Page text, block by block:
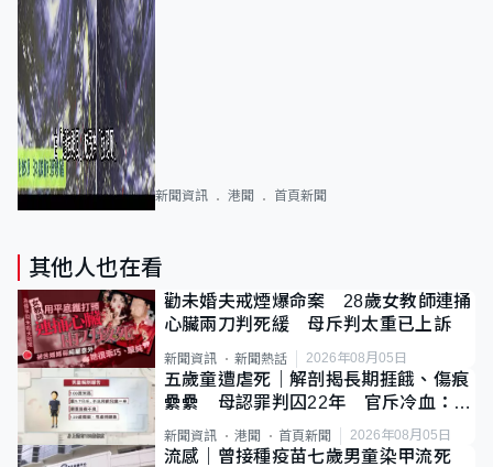
新聞資訊 港聞 首頁新聞
其他人也在看
勸未婚夫戒煙爆命案 28歲女教師連捅
心臟兩刀判死緩 母斥判太重已上訴
新聞資訊 新聞熱話 2026年08月05日
五歲童遭虐死｜解剖揭長期捱餓、傷痕
纍纍 母認罪判囚22年 官斥冷血：同
類案最惡劣
新聞資訊 港聞 首頁新聞 2026年08月05日
流感｜曾接種疫苗七歲男童染甲流死